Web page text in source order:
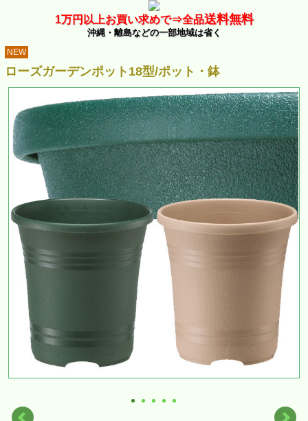
1万円以上お買い求めで⇒全品送料無料
沖縄・離島などの一部地域は省く
NEW
ローズガーデンポット18型/ポット・鉢